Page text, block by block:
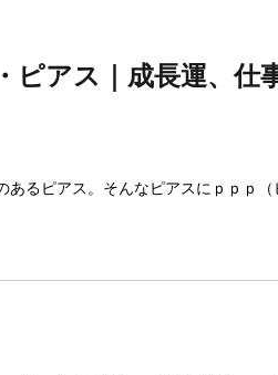
ピアス｜成長運、仕
あるピアス。そんなピアスにｐｐｐ